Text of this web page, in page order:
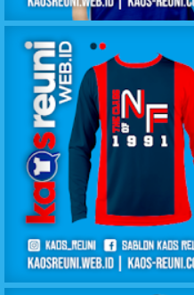
KAOS KELAS IPA SMANSA 2011
KAOS KELAS NF 1991